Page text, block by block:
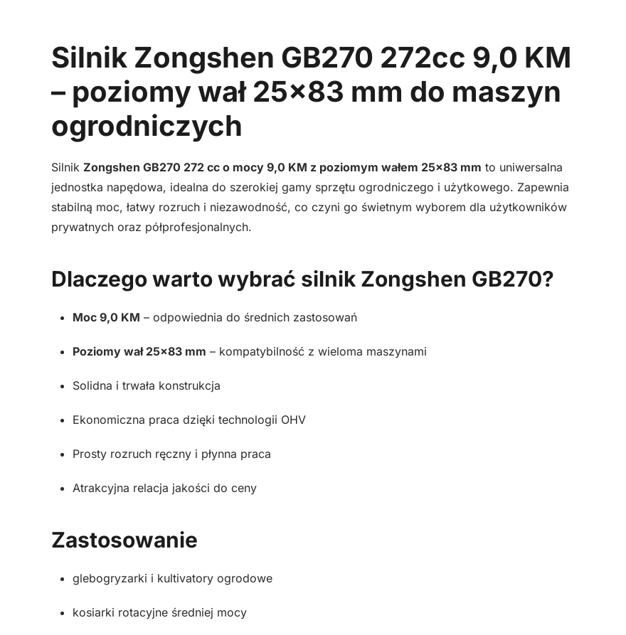
KM
poziomy
do
maszyn
ogrodniczych
Silnik Zongshen GB270 272cc 9,0 KM
– poziomy wał 25×83 mm do maszyn
ogrodniczych
Silnik Zongshen GB270 272 cc o mocy 9,0 KM z poziomym wałem 25×83 mm to uniwersalna
jednostka napędowa, idealna do szerokiej gamy sprzętu ogrodniczego i użytkowego. Zapewnia
stabilną moc, łatwy rozruch i niezawodność, co czyni go świetnym wyborem dla użytkowników
prywatnych oraz półprofesjonalnych.
Dlaczego warto wybrać silnik Zongshen GB270?
Moc 9,0 KM – odpowiednia do średnich zastosowań
Poziomy wał 25×83 mm – kompatybilność z wieloma maszynami
Solidna i trwała konstrukcja
Ekonomiczna praca dzięki technologii OHV
Prosty rozruch ręczny i płynna praca
Atrakcyjna relacja jakości do ceny
Zastosowanie
glebogryzarki i kultivatory ogrodowe
kosiarki rotacyjne średniej mocy